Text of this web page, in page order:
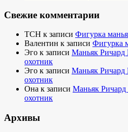
Свежие комментарии
TCH к записи Фигурка
Валентин к записи Фигурка
Эго к записи Маньяк
охотник
Эго к записи Маньяк
охотник
Она к записи Маньяк
охотник
Архивы